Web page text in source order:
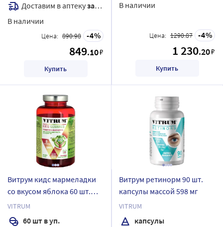
Доставим в аптекузавтра
В наличии
Цена: 890.98 4
849.10₽
Купить
В наличии
Цена: 1290.87 4
1 230.20₽
Купить
Витрум кидс мармеладки
со вкусом яблока 60 шт.
мармеладки жевательные
массой 3,5 г
VITRUM
60 шт в уп.
Витрум ретинорм 90 шт.
капсулы массой 598 мг
VITRUM
капсулы